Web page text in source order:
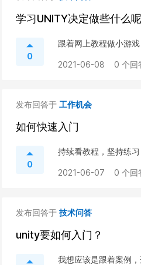
学习UNITY决定做些什么
0
跟着网上教程做小游戏
2021-06-08 0 个回
发布回答于 工作机会
如何快速入门
0
持续看教程，坚持练习
2021-06-07 0 个回
发布回答于 技术问答
unity要如何入门？
我想应该是跟着案例